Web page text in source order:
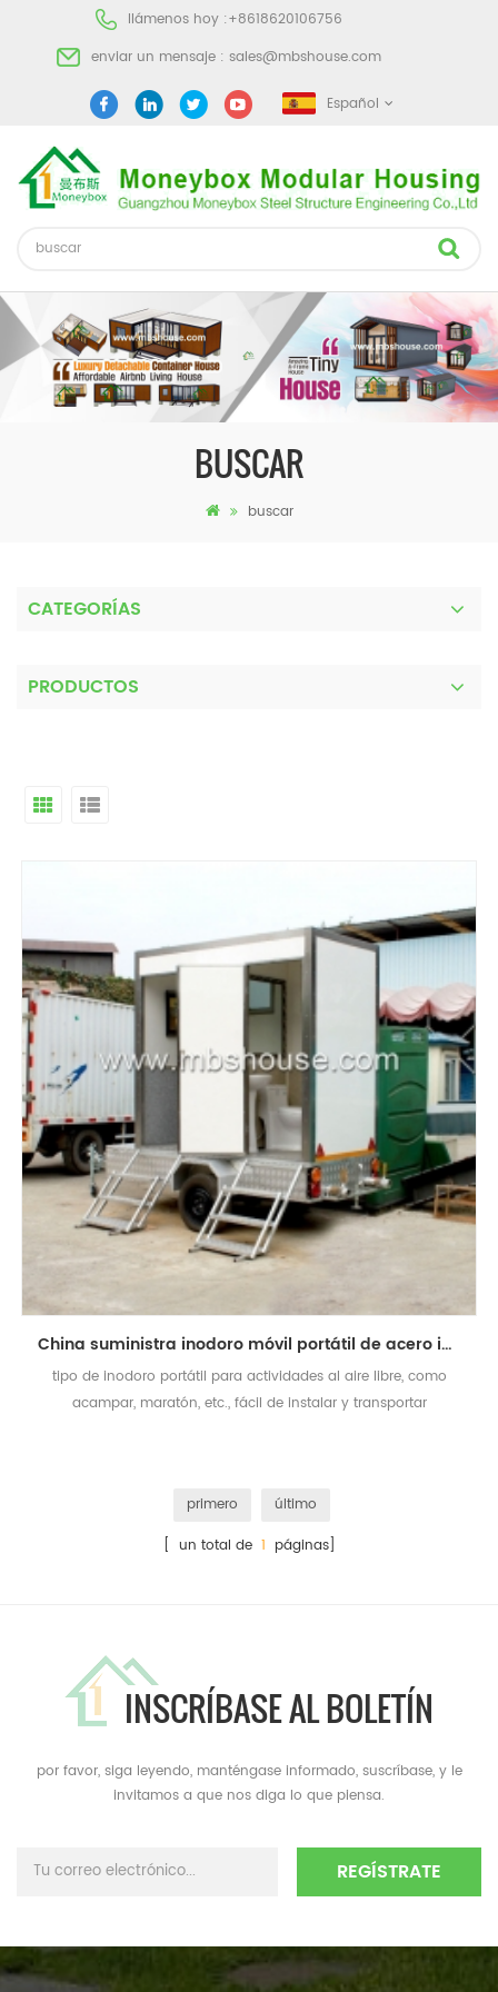
llámenos hoy :+8618620106756
enviar un mensaje : sales@mbshouse.com
Español
BUSCAR
buscar
CATEGORÍAS
PRODUCTOS
China suministra inodoro móvil portátil de acero inoxidable para exteriores
tipo de inodoro portátil para actividades al aire libre, como
acampar, maratón, etc., fácil de instalar y transportar
primero
último
[ un total de 1 páginas]
INSCRÍBASE AL BOLETÍN
por favor, siga leyendo, manténgase informado, suscríbase, y le
invitamos a que nos diga lo que piensa.